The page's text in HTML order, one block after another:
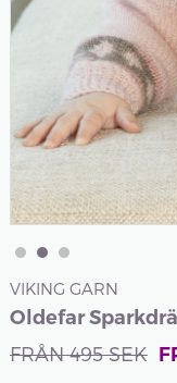
VIKING GARN
Oldefar
FRÅN 495SEK